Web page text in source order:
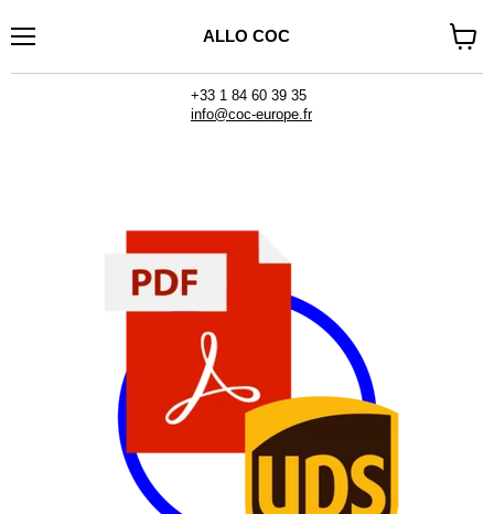
ALLO COC
+33 1 84 60 39 35
info@coc-europe.fr
le